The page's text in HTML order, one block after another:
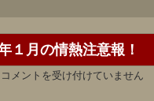
１月の情熱注意報！
２
コメントを受け付けていません